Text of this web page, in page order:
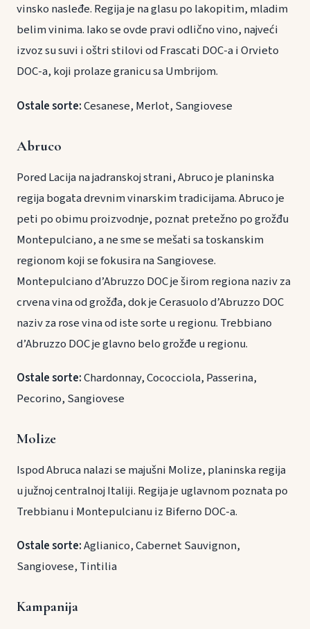
vinsko nasleđe. Regija je na glasu po lakopitim, mladim
belim vinima. Iako se ovde pravi odlično vino, najveći
izvoz su suvi i oštri stilovi od Frascati DOC-a i Orvieto
DOC-a, koji prolaze granicu sa Umbrijom.
Ostale sorte:Cesanese, Merlot, Sangiovese
Abruco
Pored Lacija na jadranskoj strani, Abruco je planinska
regija bogata drevnim vinarskim tradicijama. Abruco je
peti po obimu proizvodnje, poznat pretežno po grožđu
Montepulciano, a ne sme se mešati sa toskanskim
regionom koji se fokusira na Sangiovese.
Montepulciano d’Abruzzo DOC je širom regiona naziv za
crvena vina od grožđa, dok je Cerasuolo d’Abruzzo DOC
naziv za rose vina od iste sorte u regionu. Trebbiano
d’Abruzzo DOC je glavno belo grožđe u regionu.
Ostale sorte:Chardonnay, Cococciola, Passerina,
Pecorino, Sangiovese
Molize
Ispod Abruca nalazi se majušni Molize, planinska regija
u južnoj centralnoj Italiji. Regija je uglavnom poznata po
Trebbianu i Montepulcianu iz Biferno DOC-a.
Ostale sorte:Aglianico, Cabernet Sauvignon,
Sangiovese, Tintilia
Kampanija